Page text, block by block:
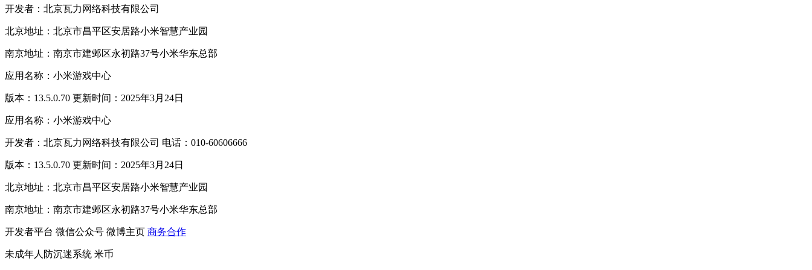
开发者：北京瓦力网络科技有限公司
北京地址：北京市昌平区安居路小米智慧产业园
南京地址：南京市建邺区永初路37号小米华东总部
应用名称：小米游戏中心
版本：13.5.0.70 更新时间：2025年3月24日
应用名称：小米游戏中心
开发者：北京瓦力网络科技有限公司 电话：010-60606666
版本：13.5.0.70 更新时间：2025年3月24日
北京地址：北京市昌平区安居路小米智慧产业园
南京地址：南京市建邺区永初路37号小米华东总部
开发者平台 微信公众号 微博主页 商务合作
未成年人防沉迷系统 米币